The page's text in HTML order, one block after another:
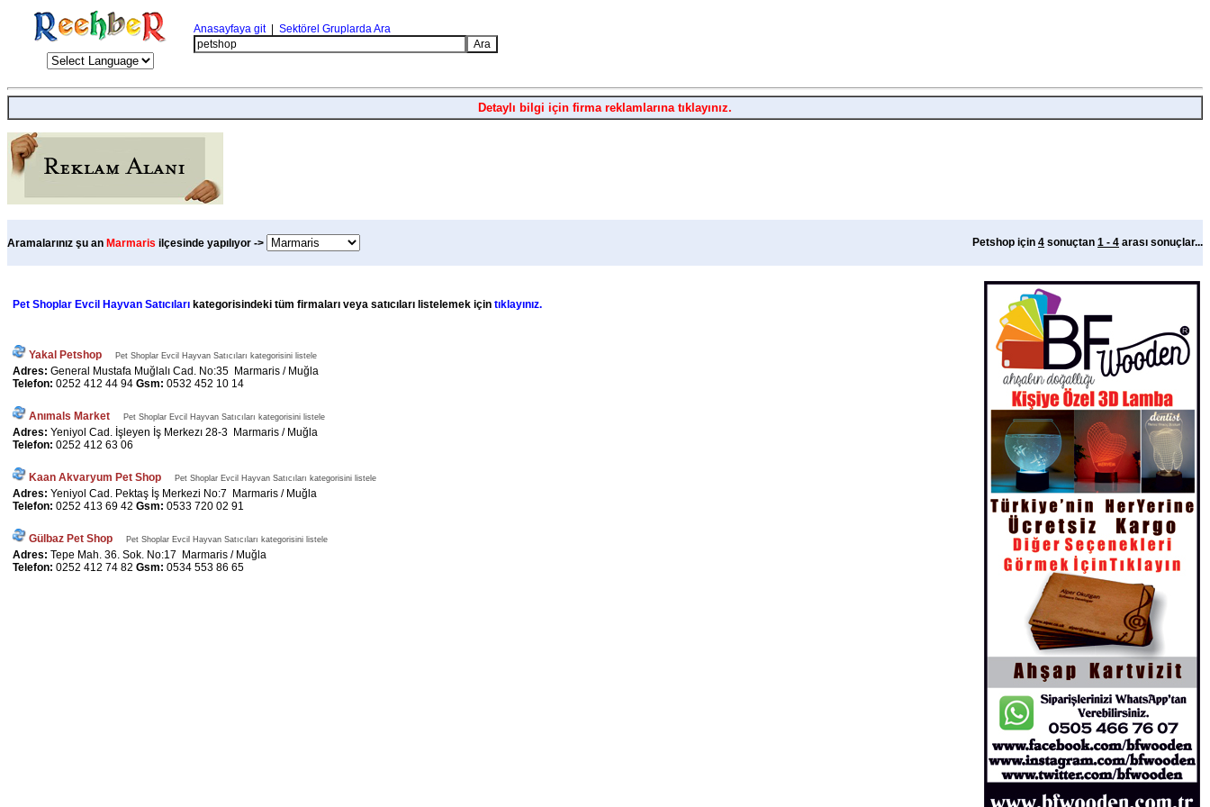
Anasayfaya git| Sektörel Gruplarda Ara
Detaylı bilgi için firma reklamlarına tıklayınız.
Aramalarınız şu an Marmaris ilçesinde yapılıyor -> Petshop için 4 sonuçtan 1 - 4 arası sonuçlar...
Pet Shoplar Evcil Hayvan Satıcıları kategorisindeki tüm firmaları veya satıcıları listelemek için tıklayınız.
Yakal Petshop Pet Shoplar Evcil Hayvan Satıcıları kategorisini listele
Adres: General Mustafa Muğlalı Cad. No:35 Marmaris / Muğla
Telefon: 0252 412 44 94 Gsm: 0532 452 10 14
Anımals Market Pet Shoplar Evcil Hayvan Satıcıları kategorisini listele
Adres: Yeniyol Cad. İşleyen İş Merkezı 28-3 Marmaris / Muğla
Telefon: 0252 412 63 06
Kaan Akvaryum Pet Shop Pet Shoplar Evcil Hayvan Satıcıları kategorisini listele
Adres: Yeniyol Cad. Pektaş İş Merkezi No:7 Marmaris / Muğla
Telefon: 0252 413 69 42 Gsm: 0533 720 02 91
Gülbaz Pet Shop Pet Shoplar Evcil Hayvan Satıcıları kategorisini listele
Adres: Tepe Mah. 36. Sok. No:17 Marmaris / Muğla
Telefon: 0252 412 74 82 Gsm: 0534 553 86 65